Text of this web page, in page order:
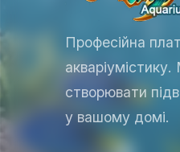
Професійна
створювати
у вашому домі.